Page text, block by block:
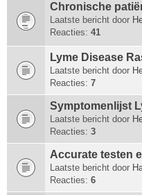
Chronische
Laatste bericht door
Reacties: 41
Lyme Disease
Laatste bericht door
Reacties: 7
Symptomenlijst
Laatste bericht door
Reacties: 3
Accurate testen
Laatste bericht door
Reacties: 6